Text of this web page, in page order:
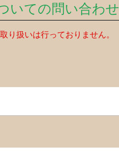
いての問い合わせ
り扱いは行っておりません。